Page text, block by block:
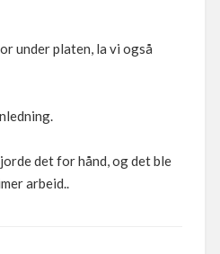
under platen, la vi også
det for hånd, og det ble
arbeid..